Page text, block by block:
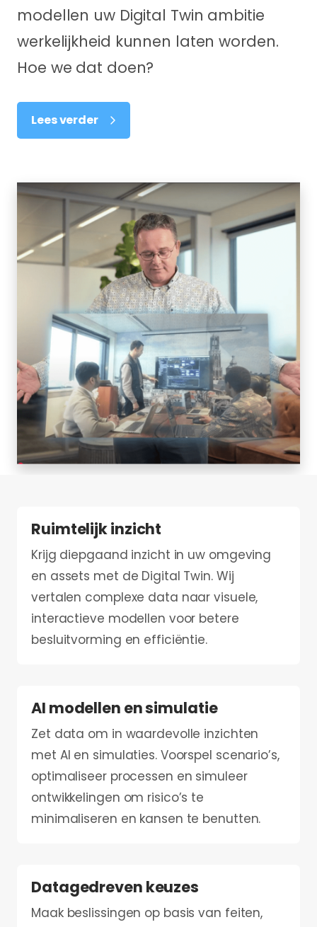
modellen uw Digital Twin ambitie
werkelijkheid kunnen laten worden.
Hoe we dat doen?
Lees verder
Ruimtelijk inzicht
Krijg diepgaand inzicht in uw omgeving
en assets met de Digital Twin. Wij
vertalen complexe data naar visuele,
interactieve modellen voor betere
besluitvorming en efficiëntie.
AI modellen en simulatie
Zet data om in waardevolle inzichten
met AI en simulaties. Voorspel scenario’s,
optimaliseer processen en simuleer
ontwikkelingen om risico’s te
minimaliseren en kansen te benutten.
Datagedreven keuzes
Maak beslissingen op basis van feiten,